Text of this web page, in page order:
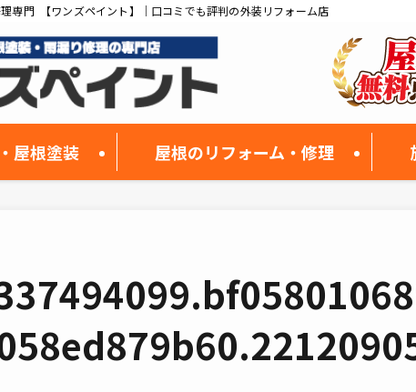
専門 【ワンズペイント】｜口コミでも評判の外装リフォーム店
屋根塗装 屋根のリフォーム・修理